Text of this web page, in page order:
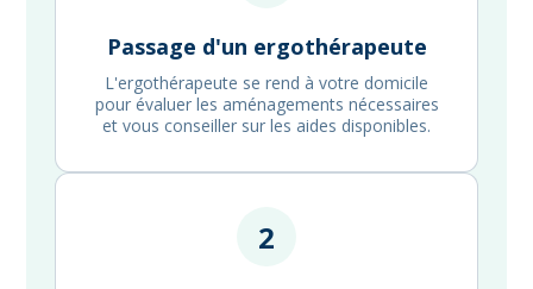
Passage d'un ergothérapeute
L'ergothérapeute se rend à votre domicile
pour évaluer les aménagements nécessaires
et vous conseiller sur les aides disponibles.
2